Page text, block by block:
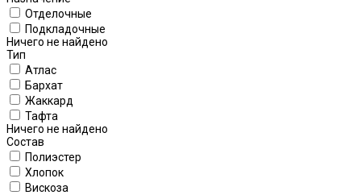
Отделочные
Подкладочные
Ничего не найдено
Тип
Атлас
Бархат
Жаккард
Тафта
Ничего не найдено
Состав
Полиэстер
Хлопок
Вискоза